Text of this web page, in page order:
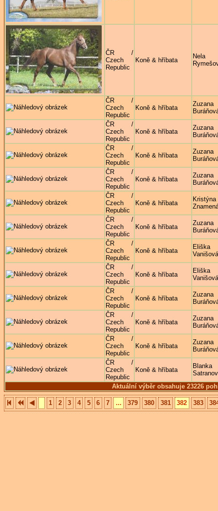
Aktuální výběr obsahuje 23226
ČR /
Czech
Republic
Koně & hříbata
Nela
ČR /
Czech
Republic
Koně & hříbata
Zuzana
ČR /
Czech
Republic
Koně & hříbata
Zuzana
ČR /
Czech
Republic
Koně & hříbata
Zuzana
ČR /
Czech
Republic
Koně & hříbata
Zuzana
ČR /
Czech
Republic
Koně & hříbata
Kristýna
ČR /
Czech
Republic
Koně & hříbata
Zuzana
ČR /
Czech
Republic
Koně & hříbata
Eliška
Vanišová
ČR /
Czech
Republic
Koně & hříbata
Eliška
Vanišová
ČR /
Czech
Republic
Koně & hříbata
Zuzana
ČR /
Czech
Republic
Koně & hříbata
Zuzana
ČR /
Czech
Republic
Koně & hříbata
Zuzana
ČR /
Czech
Republic
Koně & hříbata
Blanka
1 2 3 4 5 6 7 ... 379 380 381 382 383